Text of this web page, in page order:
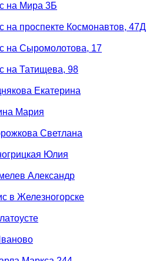
на Мира 3Б
на проспекте Космонавтов, 47Д
на Сыромолотова, 17
на Татищева, 98
Екатерина
Мария
Светлана
Юлия
Александр
в Железногорске